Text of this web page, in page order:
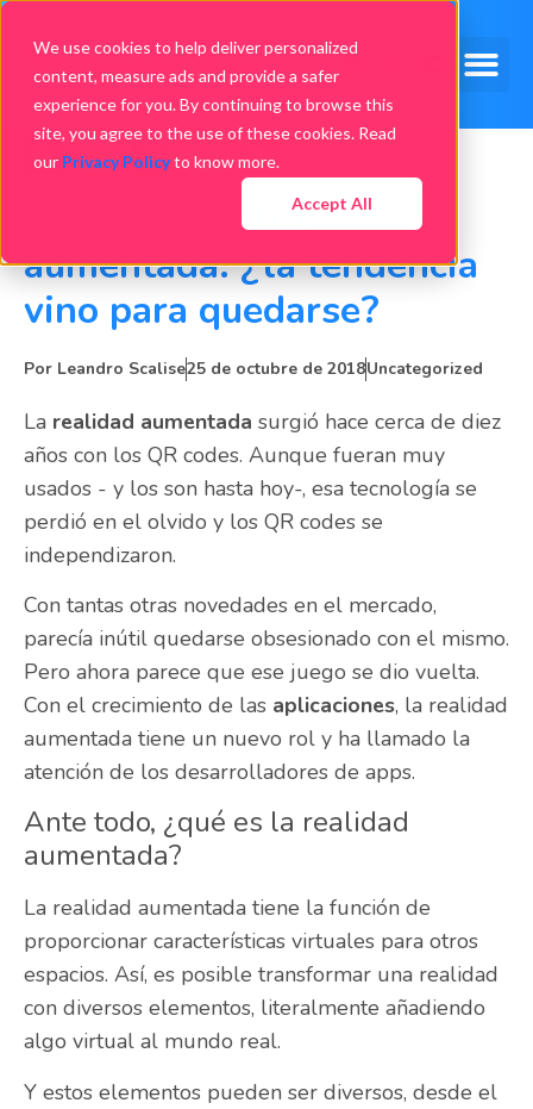
We use cookies to help deliver personalized
content, measure ads and provide a safer
experience for you. By continuing to browse this
site, you agree to the use of these cookies. Read
our Privacy Policyto know more.
Accept All
App de realidad
aumentada: ¿la tendencia
vino para quedarse?
Por Leandro Scalise25 de octubre de 2018Uncategorized
La realidad aumentada surgió hace cerca de diez
años con los QR codes. Aunque fueran muy
usados ​- y los son hasta hoy-, esa tecnología se
perdió en el olvido y los QR codes se
independizaron.
Con tantas otras novedades en el mercado,
parecía inútil quedarse obsesionado con el mismo.
Pero ahora parece que ese juego se dio vuelta.
Con el crecimiento de las aplicaciones, la realidad
aumentada tiene un nuevo rol y ha llamado la
atención de los desarrolladores de apps.
Ante todo, ¿qué es la realidad
aumentada?
La realidad aumentada tiene la función de
proporcionar características virtuales para otros
espacios. Así, es posible transformar una realidad
con diversos elementos, literalmente añadiendo
algo virtual al mundo real.
Y estos elementos pueden ser diversos, desde el